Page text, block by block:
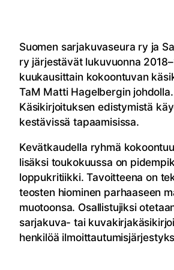
Suomen sarjakuvaseura ry ja
ry järjestävät lukuvuonna
kuukausittain kokoontuvan
TaM Matti Hagelbergin johdolla.
Käsikirjoituksen edistymistä
kestävissä tapaamisissa.
Kevätkaudella ryhmä
lisäksi toukokuussa on
loppukritiikki. Tavoitteena on
teosten hiominen parhaaseen
muotoonsa. Osallistujiksi
sarjakuva- tai
henkilöä